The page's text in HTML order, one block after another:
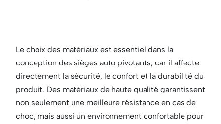
Le choix des matériaux est essentiel dans la
conception des sièges auto pivotants, car il affecte
directement la sécurité, le confort et la durabilité du
produit. Des matériaux de haute qualité garantissent
non seulement une meilleure résistance en cas de
choc, mais aussi un environnement confortable pour